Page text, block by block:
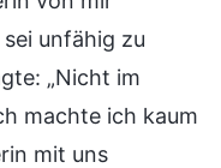
unfähig zu
„Nicht im
machte ich kaum
mit uns